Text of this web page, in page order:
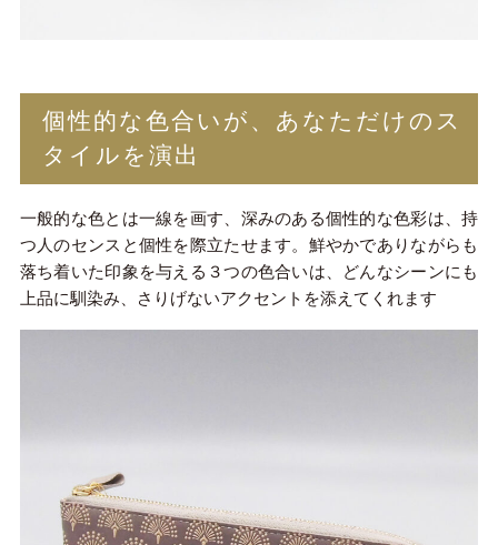
個性的な色合いが、あなただけのス
タイルを演出
一般的な色とは一線を画す、深みのある個性的な色彩は、持
つ人のセンスと個性を際立たせます。鮮やかでありながらも
落ち着いた印象を与える３つの色合いは、どんなシーンにも
上品に馴染み、さりげないアクセントを添えてくれます